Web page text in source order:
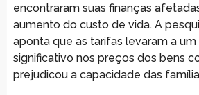
encontraram suas finanças
aumento do custo de vida. A
aponta que as tarifas levaram a
significativo nos preços dos bens
prejudicou a capacidade das